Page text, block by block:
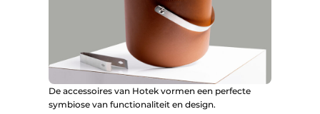
De accessoires van Hotek vormen een perfecte
symbiose van functionaliteit en design.